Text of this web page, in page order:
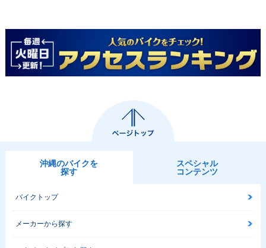
沖縄のバイクを
探す
スペシャル
コンテンツ
バイクトップ
メーカーから探す